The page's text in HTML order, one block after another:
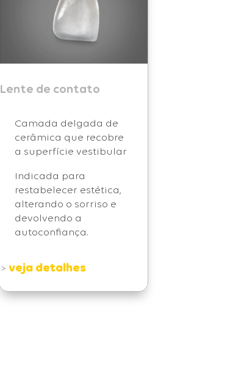
Lente de contato
Camada delgada de
cerâmica que recobre
a superfície vestibular
Indicada para
restabelecer estética,
alterando o sorriso e
devolvendo a
autoconfiança.
> veja detalhes